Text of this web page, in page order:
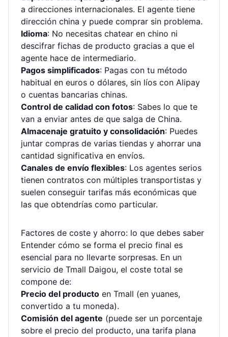
a direcciones internacionales. El agente tiene
dirección china y puede comprar sin problema.
Idioma: No necesitas chatear en chino ni
descifrar fichas de producto gracias a que el
agente hace de intermediario.
Pagos simplificados: Pagas con tu método
habitual en euros o dólares, sin líos con Alipay
o cuentas bancarias chinas.
Control de calidad con fotos: Sabes lo que te
van a enviar antes de que salga de China.
Almacenaje gratuito y consolidación: Puedes
juntar compras de varias tiendas y ahorrar una
cantidad significativa en envíos.
Canales de envío flexibles: Los agentes serios
tienen contratos con múltiples transportistas y
suelen conseguir tarifas más económicas que
las que obtendrías como particular.
Factores de coste y ahorro: lo que debes saber
Entender cómo se forma el precio final es
esencial para no llevarte sorpresas. En un
servicio de Tmall Daigou, el coste total se
compone de:
Precio del producto en Tmall (en yuanes,
convertido a tu moneda).
Comisión del agente (puede ser un porcentaje
sobre el precio del producto, una tarifa plana